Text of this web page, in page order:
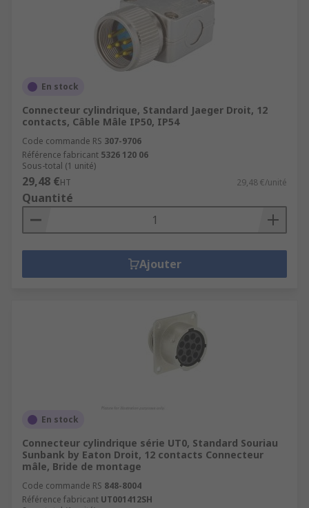
En stock
Connecteur cylindrique, Standard Jaeger Droit, 12
contacts, Câble Mâle IP50, IP54
Code commande RS 307-9706
Référence fabricant 5326 120 06
Sous-total (1 unité)
29,48 €HT 29,48 €/unité
Quantité
Ajouter
En stock
Connecteur cylindrique série UT0, Standard Souriau
Sunbank by Eaton Droit, 12 contacts Connecteur
mâle, Bride de montage
Code commande RS 848-8004
Référence fabricant UT001412SH